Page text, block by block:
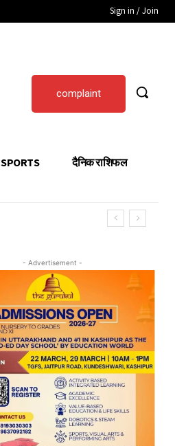
Sign in / Join
complaint
SPORTS दैनिक राशिफल
- Advertisement -